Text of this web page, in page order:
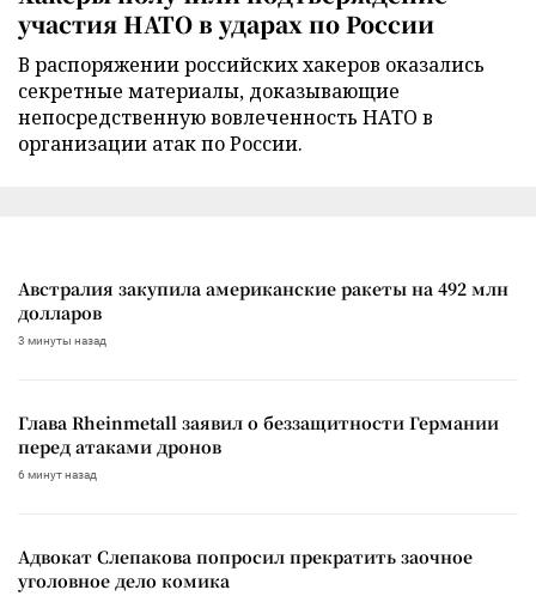
участия НАТО в ударах по России
В распоряжении российских хакеров оказались
секретные материалы, доказывающие
непосредственную вовлеченность НАТО в
организации атак по России.
Австралия закупила американские ракеты на 492 млн
долларов
3 минуты назад
Глава Rheinmetall заявил о беззащитности Германии
перед атаками дронов
6 минут назад
Адвокат Слепакова попросил прекратить заочное
уголовное дело комика